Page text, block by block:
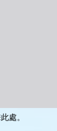
處。